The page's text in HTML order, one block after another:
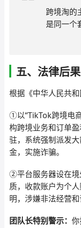
跨境淘
是同一个
五、法律后果
根据《中华人民共和
①以“TikTok跨境电
构跨境业务和订单
驻，系统强制派发
金，实施诈骗。
②平台服务器设在境
质，收款账户为个
明，涉嫌非法经营和
团队长特别警示：